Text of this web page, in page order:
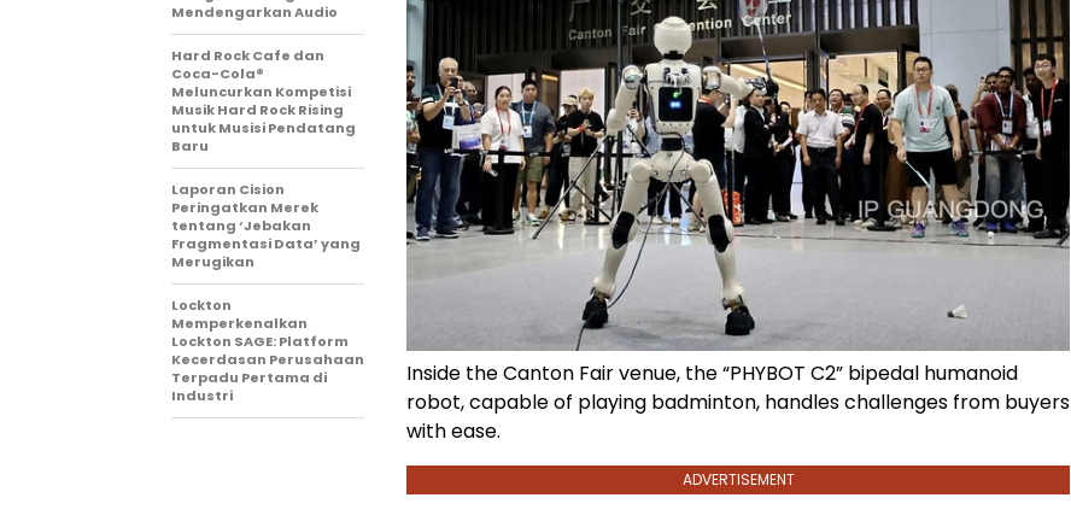
Inside the Canton Fair venue, the “PHYBOT C2” bipedal humanoid
robot, capable of playing badminton, handles challenges from buyers
with ease.
ADVERTISEMENT
Mendengarkan Audio
Hard Rock Cafe dan
Coca-Cola®
Meluncurkan Kompetisi
Musik Hard Rock Rising
untuk Musisi Pendatang
Baru
Laporan Cision
Peringatkan Merek
tentang ‘Jebakan
Fragmentasi Data’ yang
Merugikan
Lockton
Memperkenalkan
Lockton SAGE: Platform
Kecerdasan Perusahaan
Terpadu Pertama di
Industri